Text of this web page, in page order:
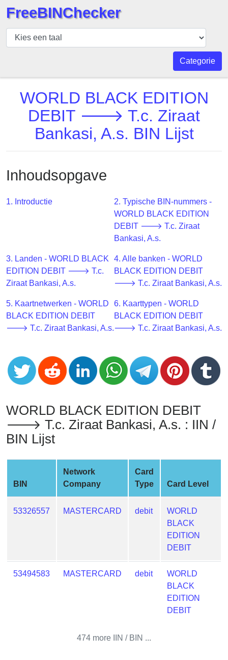
BIN
Controleur
BIN
Aantal
BIN
BIN
v2
from
Banks
Card
Validator
Generator
Random
Generator
Generate
Credit
BIN
Credit
Card
What
is
FreeBINChecker
Categorie
WORLD BLACK EDITION
DEBIT 🡒 T.c. Ziraat
Bankasi, A.s. BIN Lijst
Inhoudsopgave
1. Introductie
2. Typische BIN-nummers -
WORLD BLACK EDITION
DEBIT 🡒 T.c. Ziraat
Bankasi, A.s.
3. Landen - WORLD BLACK
EDITION DEBIT 🡒 T.c.
Ziraat Bankasi, A.s.
4. Alle banken - WORLD
BLACK EDITION DEBIT
🡒 T.c. Ziraat Bankasi, A.s.
5. Kaartnetwerken - WORLD
BLACK EDITION DEBIT
🡒 T.c. Ziraat Bankasi, A.s.
6. Kaarttypen - WORLD
BLACK EDITION DEBIT
🡒 T.c. Ziraat Bankasi, A.s.
WORLD BLACK EDITION DEBIT
🡒 T.c. Ziraat Bankasi, A.s. : IIN /
BIN Lijst
BIN
Network
Company
Card
Type
Card Level
53326557 MASTERCARD debit
WORLD
BLACK
EDITION
DEBIT
53494583 MASTERCARD debit
WORLD
BLACK
EDITION
DEBIT
474 more IIN / BIN ...